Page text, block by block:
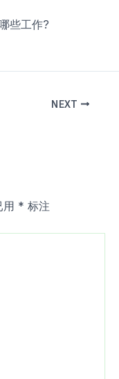
些工作?
NEXT
用 * 标注